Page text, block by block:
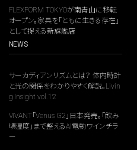
FLEXFORM TOKYOが南青山に移転
オープン。家具を「ともに生きる存在」
として捉える新旗艦店
NEWS
サーカディアンリズムとは？ 体内時計
と光の関係をわかりやすく解説。Livin
g Insight vol.12
VIVANT「Venus G2」日本発売。「飲み
頃温度」まで整えるAI電動ワインチラ
ー